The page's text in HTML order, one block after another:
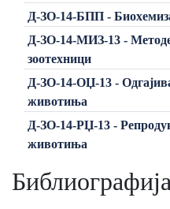
Д-ЗО-14-БПП -
Д-ЗО-14-МИЗ-13 -
зоотехници
Д-ЗО-14-ОЏ-13 -
животиња
Д-ЗО-14-РЏ-13 -
животиња
Библиографија